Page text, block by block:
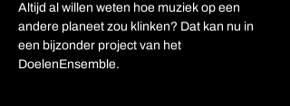
Altijd al willen weten hoe muziek op een
andere planeet zou klinken? Dat kan nu in
een bijzonder project van het
DoelenEnsemble.